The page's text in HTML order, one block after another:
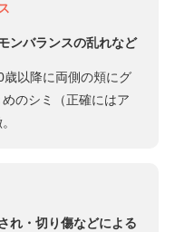
ンバランスの乱れなど
以降に両側の頬にグ
のシミ（正確にはア
れ・切り傷などによる